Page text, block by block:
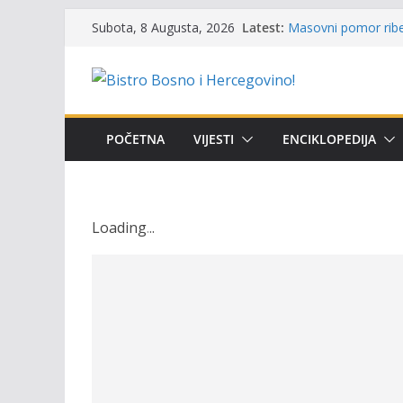
Skip
content
Subota, 8 Augusta, 2026 Latest: Masovni pomor
Poziv za učešće u
Obavještenje
osobe sa
POČETNA VIJESTI ENCIKLOPEDIJA
Loading...